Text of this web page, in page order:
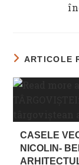
ARTICOLE
CASELE
NICOLIN-